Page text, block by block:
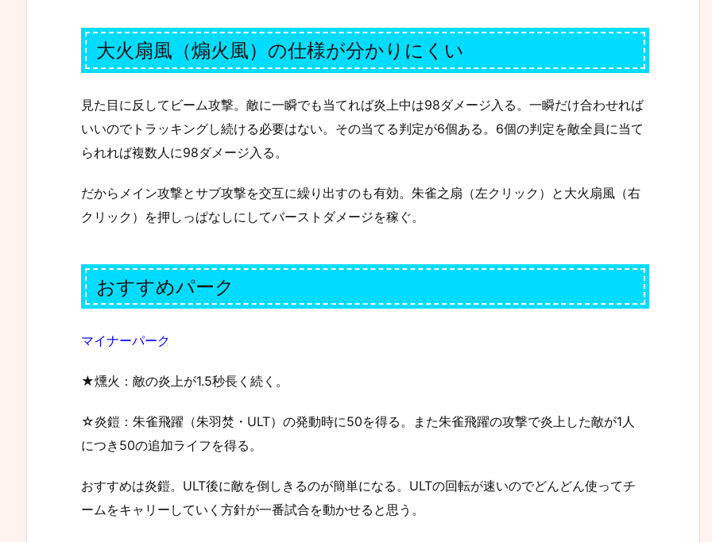
大火扇風（煽火風）の仕様が分かりにくい
見た目に反してビーム攻撃。敵に一瞬でも当てれば炎上中は98ダメージ入る。一瞬だけ合わせれば
いいのでトラッキングし続ける必要はない。その当てる判定が6個ある。6個の判定を敵全員に当て
られれば複数人に98ダメージ入る。
だからメイン攻撃とサブ攻撃を交互に繰り出すのも有効。朱雀之扇（左クリック）と大火扇風（右
クリック）を押しっぱなしにしてバーストダメージを稼ぐ。
おすすめパーク
マイナーパーク
★燻火：敵の炎上が1.5秒長く続く。
☆炎鎧：朱雀飛躍（朱羽焚・ULT）の発動時に50を得る。また朱雀飛躍の攻撃で炎上した敵が1人
につき50の追加ライフを得る。
おすすめは炎鎧。ULT後に敵を倒しきるのが簡単になる。ULTの回転が速いのでどんどん使ってチ
ームをキャリーしていく方針が一番試合を動かせると思う。